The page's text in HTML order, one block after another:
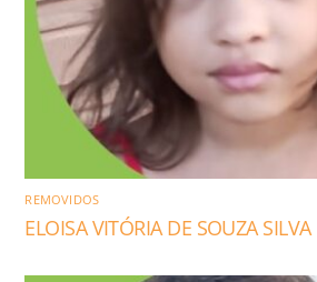
REMOVIDOS
ELOISA VITÓRIA DE SOUZA SILVA